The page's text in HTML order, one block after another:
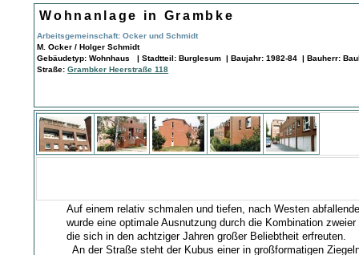
Wohnanlage in Grambke
Arbeitsgemeinschaft: Ocker und Schmidt
M. Ocker / Holger Schmidt
Gebäudetyp: Wohnhaus | Stadtteil: Burglesum | Baujahr: 1982-84 | Bauherr:
Straße:Grambker Heerstraße 118
Auf einem relativ schmalen und tiefen, nach Westen
wurde eine optimale Ausnutzung durch die Kombination
die sich in den achtziger Jahren großer Beliebtheit erfreuten.
_An der Straße steht der Kubus einer in großformatigen